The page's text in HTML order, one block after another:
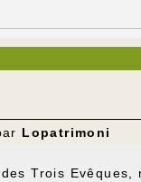
Lopatrimoni
Trois Evêques,